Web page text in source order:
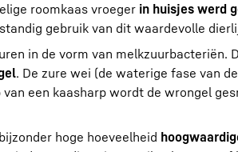
roomkaas vroeger in huisjes werd
gebruik van dit waardevolle
in de vorm van melkzuurbacteriën.
. De zure wei (de waterige fase van
een kaasharp wordt de wrongel
hoge hoeveelheid